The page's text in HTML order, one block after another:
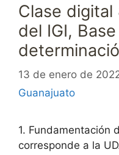
Clase digital
del IGI,
13 de enero de
Guanajuato
1. Fundamentación
corresponde a la